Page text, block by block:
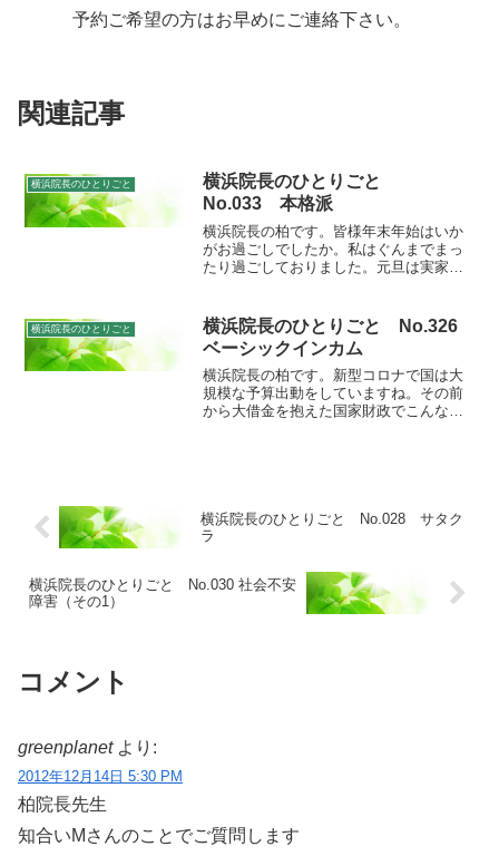
予約ご希望の方はお早めにご連絡下さい。
関連記事
横浜院長のひとりごと
横浜院長のひとりごと
No.033 本格派
横浜院長の柏です。皆様年末年始はいか
がお過ごしでしたか。私はぐんまでまっ
たり過ごしておりました。元旦は実家の
だんゴーバスとライダーしかテレビを見
ない柏先生ですが（そう...
横浜院長のひとりごと
横浜院長のひとりごと No.326
ベーシックインカム
横浜院長の柏です。新型コロナで国は大
規模な予算出動をしていますね。その前
から大借金を抱えた国家財政でこんなこ
横浜院長のひとりごと No.028 サタク
ラ
横浜院長のひとりごと No.030 社会不安
障害（その1）
コメント
greenplanet より:
2012年12月14日 5:30 PM
柏院長先生
知合いMさんのことでご質問します